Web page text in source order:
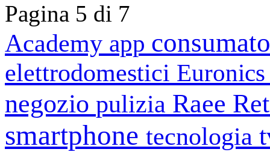
Pagina 5 di 7
Academy app
elettrodomestici
negozio pulizia Raee
smartphone tecnologia